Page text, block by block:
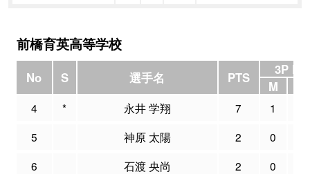
前橋育英高等学校
No S 選手名 PTS
3P FG
M
4 * 永井 学翔 7 1
5
神原 太陽 2 0
6
石渡 央尚 2 0